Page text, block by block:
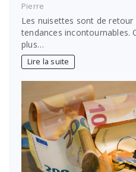
Pierre
Les nuisettes sont de
tendances incontournables.
plus…
Lire la suite